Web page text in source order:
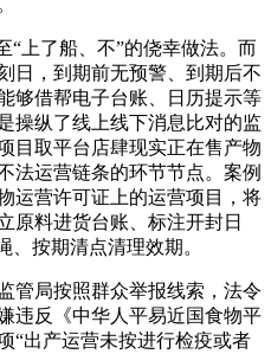
上了船、不”的侥幸做法。而
日，到期前无预警、到期后不
够借帮电子台账、日历提示等
操纵了线上线下消息比对的监
取平台店肆现实正在售产物
法运营链条的环节节点。案例
运营许可证上的运营项目，将
原料进货台账、标注开封日
、按期清点清理效期。
局按照群众举报线索，法令
违反《中华人平易近国食物平
“出产运营未按进行检疫或者